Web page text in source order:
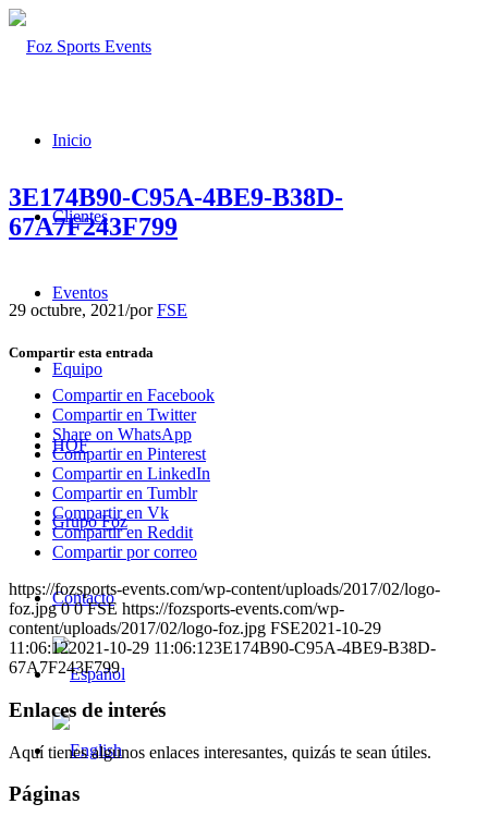
Inicio
Clientes
Eventos
Equipo
HOF
Grupo Foz
Contacto
3E174B90-C95A-4BE9-B38D-
67A7F243F799
29 octubre, 2021/porFSE
Compartir esta entrada
Compartir en Facebook
Compartir en Twitter
Share on WhatsApp
Compartir en Pinterest
Compartir en LinkedIn
Compartir en Tumblr
Compartir en Vk
Compartir en Reddit
Compartir por correo
https://fozsports-events.com/wp-content/uploads/2017/02/logo-
foz.jpg 0 0 FSE https://fozsports-events.com/wp-
content/uploads/2017/02/logo-foz.jpg FSE2021-10-29
11:06:122021-10-29 11:06:123E174B90-C95A-4BE9-B38D-
67A7F243F799
Enlaces de interés
Aquí tienes algunos enlaces interesantes, quizás te sean útiles.
Páginas